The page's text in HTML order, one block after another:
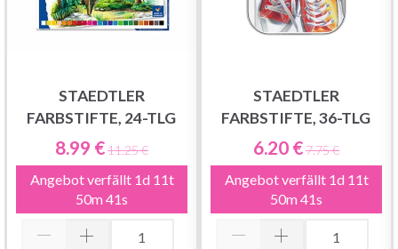
STAEDTLER
FARBSTIFTE, 24-TLG
8.99 €11.25 €
Angebot verfällt 1d 11t
50m 40s
STAEDTLER
FARBSTIFTE, 36-TLG
6.20 €7.75 €
Angebot verfällt 1d 11t
50m 40s